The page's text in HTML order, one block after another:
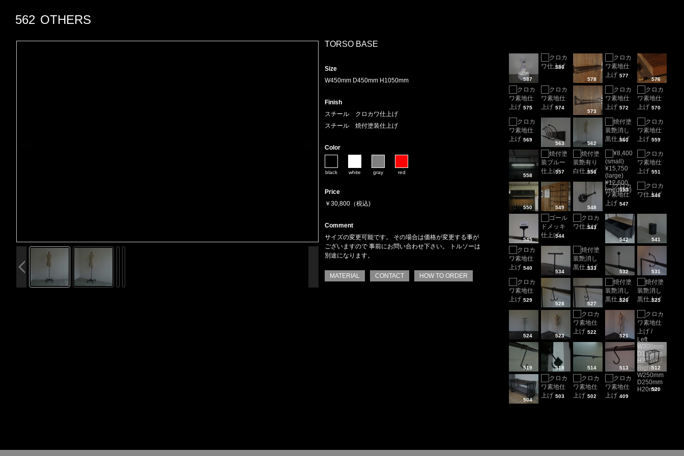
562 OTHERS
TORSO BASE
Size
W450mm D450mm H1050mm
Finish
スチール クロカワ仕上げ
スチール 焼付塗装仕上げ
Color
black white gray red
Price
￥30,800（税込)
Comment
サイズの変更可能です。 その場合は価格が変更する事が
ございますので 事前にお問い合わせ下さい。 トルソーは
別途になります。
MATERIAL CONTACT HOW TO ORDER
587
586
578
577
576
575 574
573
572 570
569
563 562
560 559
558
557 556
553
551
550 549 548
547
546
545
544
543
542 541
540
534
533
532 531
529
528 527
526 525
524 523
522
521
520
519 518 514 513 512
504
503 502 409